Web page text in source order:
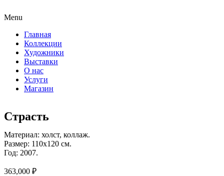
Menu
Главная
Коллекции
Художники
Выставки
О нас
Услуги
Магазин
Страсть
Материал: холст, коллаж.
Размер: 110х120 см.
Год: 2007.
363,000 ₽